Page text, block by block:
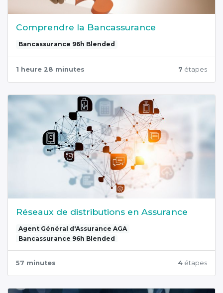
Comprendre la Bancassurance
Bancassurance 96h Blended
1 heure 28 minutes 7 étapes
Réseaux de distributions en Assurance
Agent Général d'Assurance AGA
Bancassurance 96h Blended
57 minutes 4 étapes